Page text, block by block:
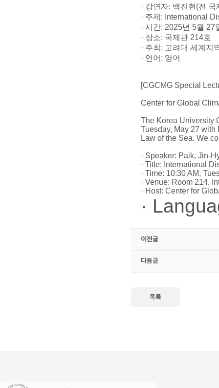
· 강연자: 백진현(전
· 주제: International
· 시간: 2025년 5월
· 장소: 국제관 214호
· 주최: 고려대 세계
· 언어: 영어
[CGCMG Special
Center for Global
The Korea University
Tuesday, May 27
Law of the Sea. We
· Speaker: Paik, Jin-
· Title: International
· Time: 10:30 AM,
· Venue: Room 214,
· Host: Center for
·
이전글
다음글
목록